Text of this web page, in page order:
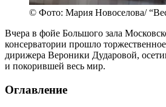
© Фото: Мария Новоселова/
Вчера в фойе Большого зала
консерватории прошло
дирижера Вероники Дударовой,
и покорившей весь мир.
Оглавление